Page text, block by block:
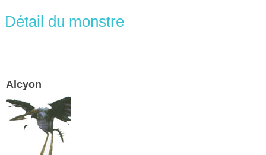
Final Fantasy X
Final Fantasy XIII
Final Fantasy XIII-2
Final Fantasy XIV
Détail du monstre
Alcyon